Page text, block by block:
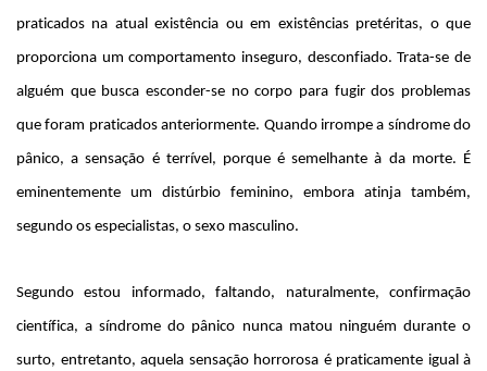
praticados na atual existência ou em existências pretéritas, o que
proporciona um comportamento inseguro, desconfiado. Trata-se de
alguém que busca esconder-se no corpo para fugir dos problemas
que foram praticados anteriormente. Quando irrompe a síndrome do
pânico, a sensação é terrível, porque é semelhante à da morte. É
eminentemente um distúrbio feminino, embora atinja também,
segundo os especialistas, o sexo masculino.
Segundo estou informado, faltando, naturalmente, confirmação
científica, a síndrome do pânico nunca matou ninguém durante o
surto, entretanto, aquela sensação horrorosa é praticamente igual à